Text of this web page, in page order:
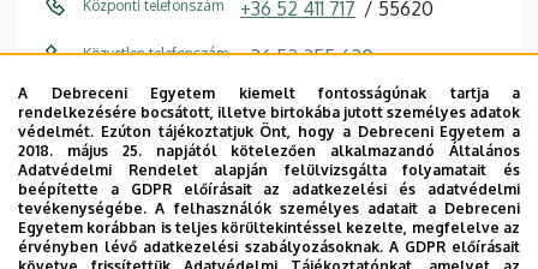
Központi telefonszám +36 52 411 717 55620
Közvetlen telefonszám +36 52 255 620
E-mail cím psapy@med.unideb.hu
Cím
4032 Debrecen, Móricz
Zsigmond körút 22.
Épület Auguszta II. Tömb
A Debreceni Egyetem kiemelt fontosságúnak tartja a
rendelkezésére bocsátott, illetve birtokába jutott személyes adatok
védelmét. Ezúton tájékoztatjuk Önt, hogy a Debreceni Egyetem a
2018. május 25. napjától kötelezően alkalmazandó Általános
Adatvédelmi Rendelet alapján felülvizsgálta folyamatait és
beépítette a GDPR előírásait az adatkezelési és adatvédelmi
tevékenységébe. A felhasználók személyes adatait a Debreceni
Egyetem korábban is teljes körültekintéssel kezelte, megfelelve az
érvényben lévő adatkezelési szabályozásoknak. A GDPR előírásait